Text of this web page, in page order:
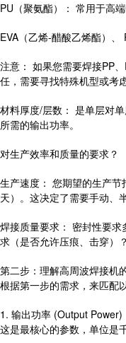
PU（聚氨酯）： 常用于高端
EVA（乙烯-醋酸乙烯酯）、
注意： 如果您需要焊接PP
任，需要寻找特殊机型或考
材料厚度/层数： 是单层对
所需的输出功率。
对生产效率和质量的要求？
生产速度： 您期望的生产
天）。这决定了需要手动、
焊接质量要求： 密封性要
求（是否允许压痕、击穿）
第二步：理解高周波焊接机
根据第一步的需求，来匹配
1. 输出功率 (Output Power)
这是最核心的参数，单位是